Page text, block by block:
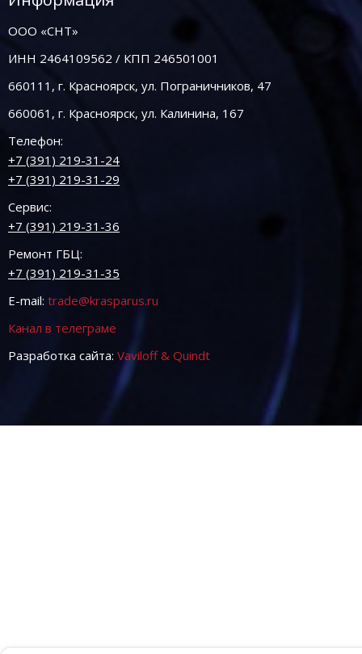
ООО «СНТ»
ИНН 2464109562 / КПП 246501001
660111, г. Красноярск, ул. Пограничников, 47
660061, г. Красноярск, ул. Калинина, 167
Телефон:
+7 (391) 219-31-24
+7 (391) 219-31-29
Сервис:
+7 (391) 219-31-36
Ремонт ГБЦ:
+7 (391) 219-31-35
E-mail: trade@krasparus.ru
Канал в телеграме
Разработка сайта: Vaviloff & Quindt